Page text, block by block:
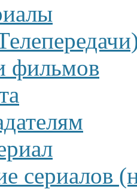
фильмов
сериалов